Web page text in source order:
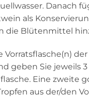
Danach
als
die Blütenmittel
Vorratsflasche(n)
geben Sie jeweils 3
Eine zweite
aus der/den